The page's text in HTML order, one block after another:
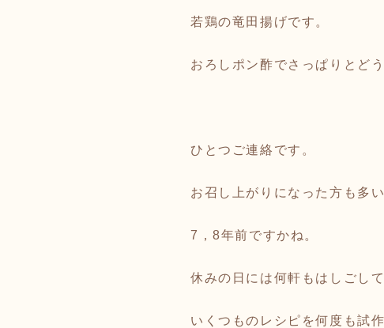
若鶏の竜田揚げです。
おろしポン酢でさっぱりとどう
ひとつご連絡です。
お召し上がりになった方も多
7，8年前ですかね。
休みの日には何軒もはしごし
いくつものレシピを何度も試